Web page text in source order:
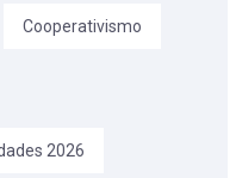
Cooperativismo
2026